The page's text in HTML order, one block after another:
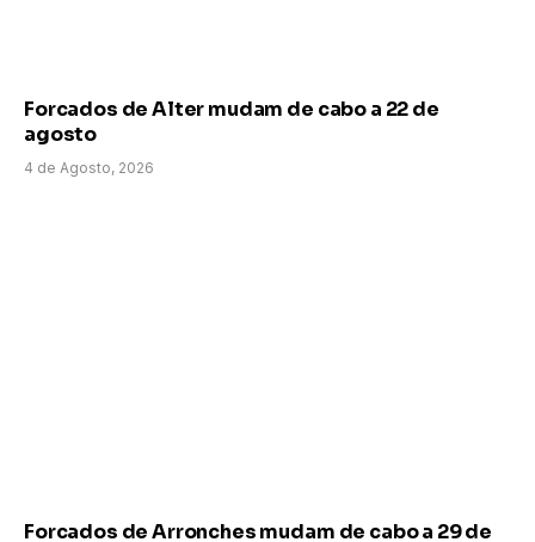
Forcados de Alter mudam de cabo a 22 de
agosto
4 de Agosto, 2026
Forcados de Arronches mudam de cabo a 29 de